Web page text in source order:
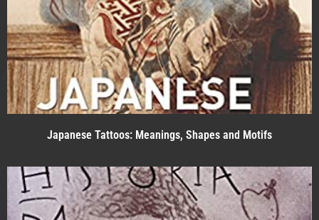
Japanese Tattoos: Meanings, Shapes and Motifs